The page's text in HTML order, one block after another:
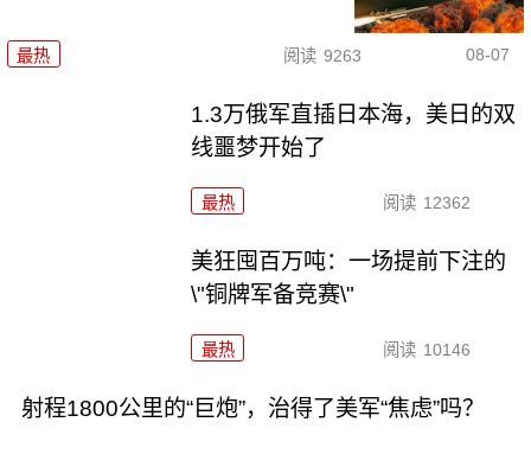
最热 阅读 9263 08-07
1.3万俄军直插日本海，美日的双
线噩梦开始了
最热 阅读 12362
美狂囤百万吨：一场提前下注的
\"铜牌军备竞赛\"
最热 阅读 10146
射程1800公里的“巨炮”，治得了美军“焦虑”吗？